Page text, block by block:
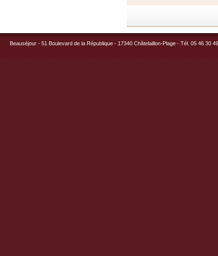
Beauséjour - 51 Boulevard de la République - 17340 Châtelaillon-Plage - Tél. 05 46 30